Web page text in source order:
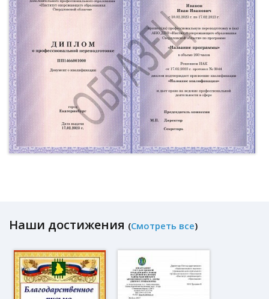
Наши достижения (Смотреть все)